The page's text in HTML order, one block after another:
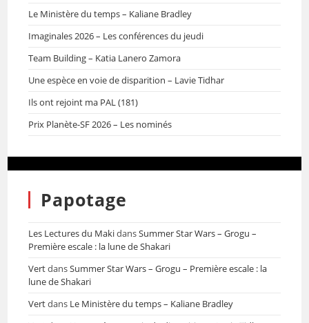
Le Ministère du temps – Kaliane Bradley
Imaginales 2026 – Les conférences du jeudi
Team Building – Katia Lanero Zamora
Une espèce en voie de disparition – Lavie Tidhar
Ils ont rejoint ma PAL (181)
Prix Planète-SF 2026 – Les nominés
Papotage
Les Lectures du MakidansSummer Star Wars – Grogu –
Première escale : la lune de Shakari
VertdansSummer Star Wars – Grogu – Première escale : la
lune de Shakari
Vertdans Le Ministère du temps – Kaliane Bradley